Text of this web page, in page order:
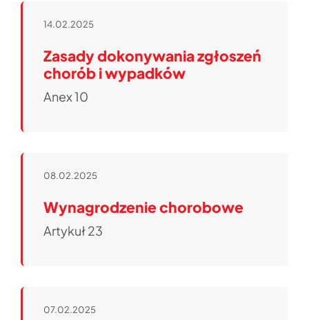
14.02.2025
Zasady dokonywania zgłoszeń
chorób i wypadków
Anex 10
08.02.2025
Wynagrodzenie chorobowe
Artykuł 23
07.02.2025